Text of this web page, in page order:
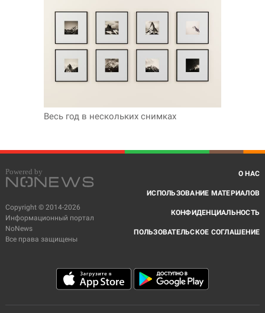
Весь год в нескольких снимках
Copyright © 2014-2026
Информационный портал
NoNews
Все права защищены
О НАС
ИСПОЛЬЗОВАНИЕ МАТЕРИАЛОВ
КОНФИДЕНЦИАЛЬНОСТЬ
ПОЛЬЗОВАТЕЛЬСКОЕ СОГЛАШЕНИЕ